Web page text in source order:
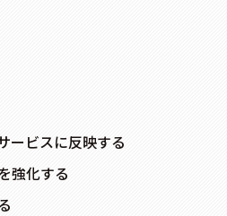
ービスに反映する
強化する